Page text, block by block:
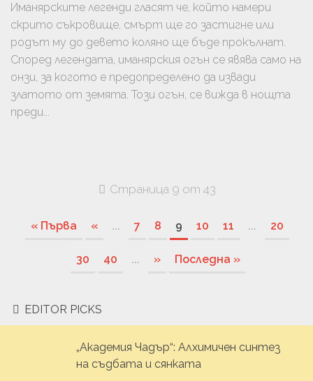
Иманярските легенди гласят че, който намери
скрито съкровище, смърт ще го застигне или
родът му до девето коляно ще бъде прокълнат.
Според легендата, иманярския огън се явява само на
онзи, за когото е предопределено да извади
златото от земята. Този огън, се вижда в нощта
преди...
Страница 9 от 43
« Първа « ... 7 8 9 10 11 ... 20
30 40 ... » Последна »
EDITOR PICKS
„Академия Чадър“: Алхимичен синтез
на съдбата и сянката